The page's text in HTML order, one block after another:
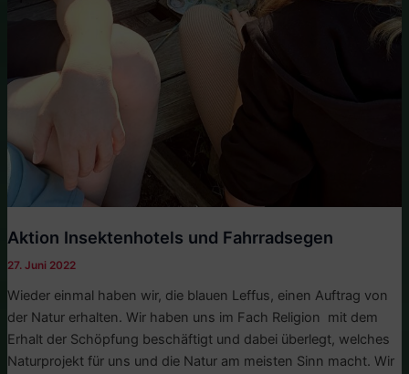
Aktion Insektenhotels und Fahrradsegen
27. Juni 2022
Wieder einmal haben wir, die blauen Leffus, einen Auftrag von
der Natur erhalten. Wir haben uns im Fach Religion mit dem
Erhalt der Schöpfung beschäftigt und dabei überlegt, welches
Naturprojekt für uns und die Natur am meisten Sinn macht. Wir